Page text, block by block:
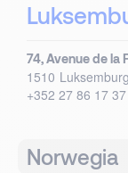
74, Avenue de la
1510 Luksemburg
+352 27 86 17 37
Norwegia